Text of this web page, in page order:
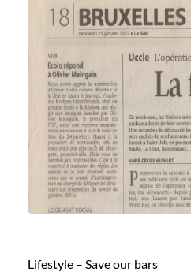
Lifestyle – Save our bars